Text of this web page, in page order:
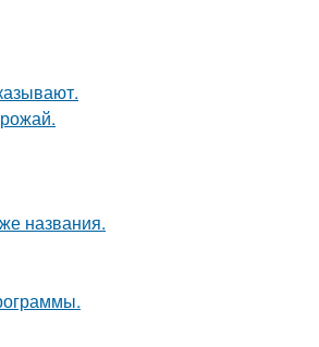
названия.